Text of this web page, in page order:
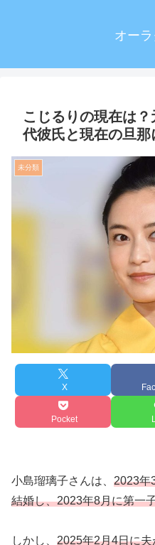
オー
こじるりの現在は
代彼氏と現在の旦
未分類
X
Pocket
小島瑠璃子さんは、 2023年
結婚し、2023年8月に第一
しかし、 2025年2月4日に